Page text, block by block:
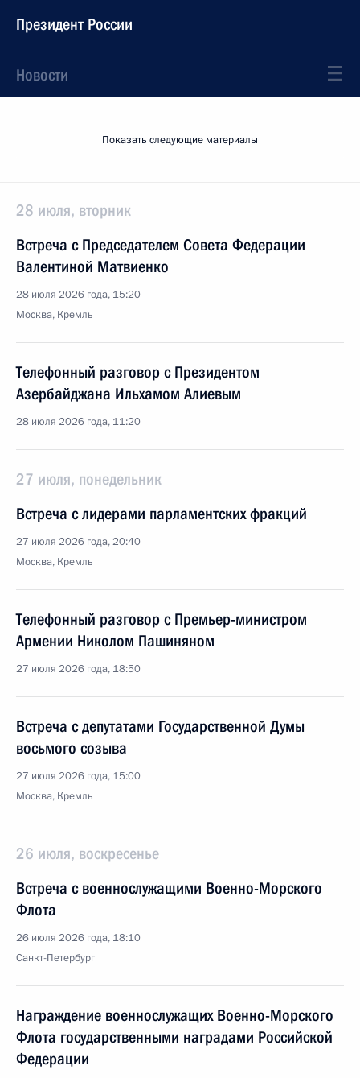
Президент России
Новости
Показать следующие материалы
28 июля, вторник
Встреча с Председателем Совета Федерации
Валентиной Матвиенко
28 июля 2026 года, 15:20
Москва, Кремль
Телефонный разговор с Президентом
Азербайджана Ильхамом Алиевым
28 июля 2026 года, 11:20
27 июля, понедельник
Встреча с лидерами парламентских фракций
27 июля 2026 года, 20:40
Москва, Кремль
Телефонный разговор с Премьер-министром
Армении Николом Пашиняном
27 июля 2026 года, 18:50
Встреча с депутатами Государственной Думы
восьмого созыва
27 июля 2026 года, 15:00
Москва, Кремль
26 июля, воскресенье
Встреча с военнослужащими Военно-Морского
Флота
26 июля 2026 года, 18:10
Санкт-Петербург
Награждение военнослужащих Военно-Морского
Флота государственными наградами Российской
Федерации